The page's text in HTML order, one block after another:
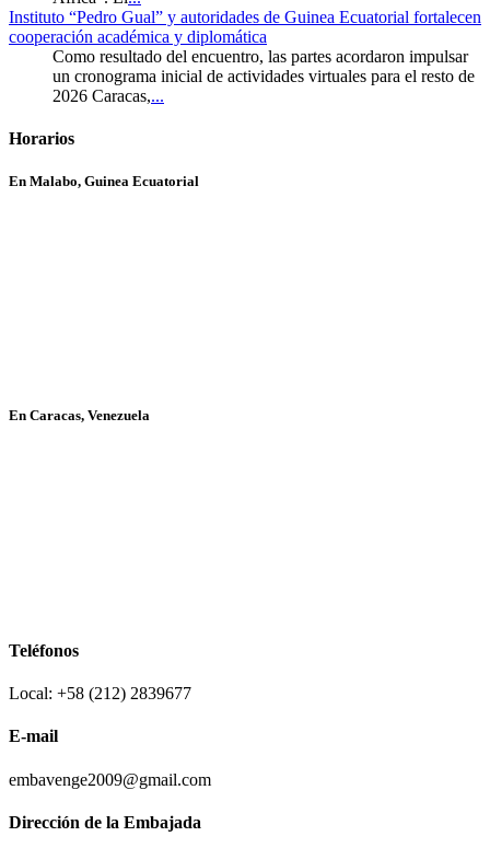
Instituto “Pedro Gual” y autoridades de Guinea Ecuatorial fortalecen
cooperación académica y diplomática
Como resultado del encuentro, las partes acordaron impulsar
un cronograma inicial de actividades virtuales para el resto de
2026 Caracas,...
Horarios
En Malabo, Guinea Ecuatorial
En Caracas, Venezuela
Teléfonos
Local: +58 (212) 2839677
E-mail
embavenge2009@gmail.com
Dirección de la Embajada